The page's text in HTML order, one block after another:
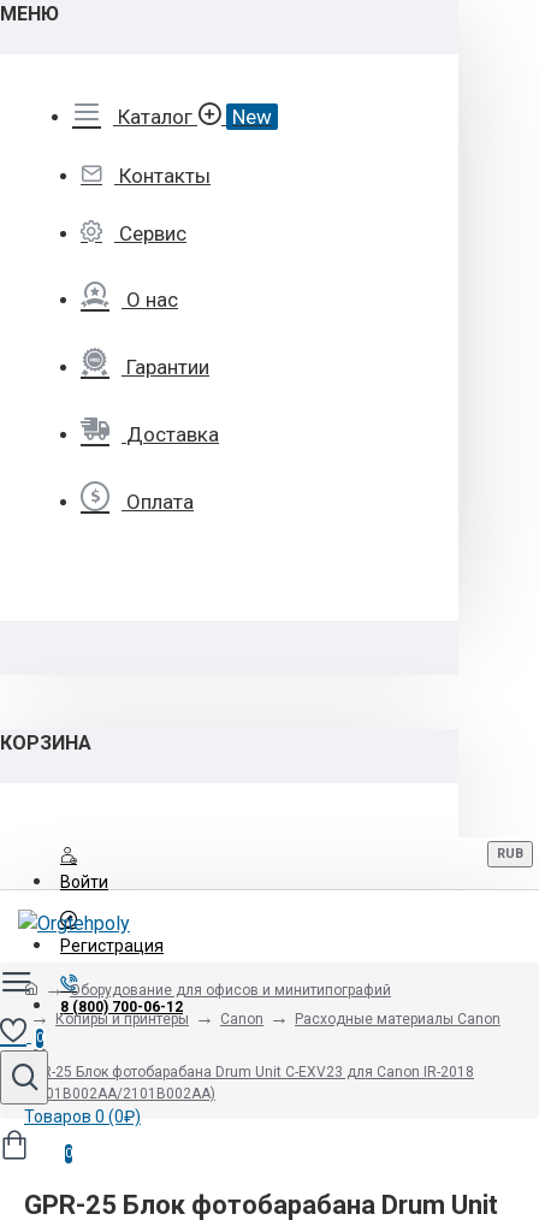
МЕНЮ
Каталог New
Контакты
Сервис
О нас
Гарантии
Доставка
Оплата
КОРЗИНА
Войти
Регистрация
8 (800) 700-06-12
RUB
0
Товаров 0 (0₽)
0
Оборудование для офисов и минитипографий
Копиры и принтеры
Canon Расходные материалы Canon
GPR-25 Блок фотобарабана Drum Unit C-EXV23 для Canon IR-2018
(2101B002AA/2101B002AA)
GPR-25 Блок фотобарабана Drum Unit